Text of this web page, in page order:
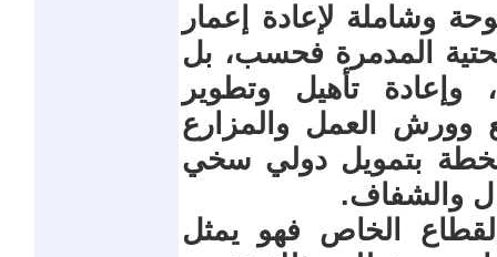
وشاملة لإعادة إعمار
المدمرة فحسب، بل
وإعادة تأهيل وتطوير
وورش العمل والمزارع
بتمويل دولي سخي
والشفاف.
الخاص فهو يمثل